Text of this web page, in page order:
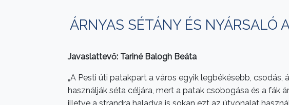
ÁRNYAS SÉTÁNY ÉS NYÁRSALÓ
Javaslattevő: Tariné Balogh Beáta
„A Pesti úti patakpart a város egyik legbékésebb,
használják séta céljára, mert a patak csobogása és a fák